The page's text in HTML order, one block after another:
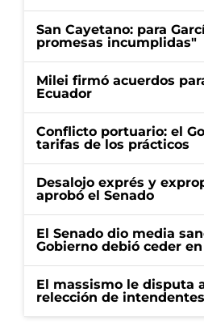
San Cayetano: para
promesas incumplidas"
Milei firmó acuerdos
Ecuador
Conflicto portuario: el
tarifas de los prácticos
Desalojo exprés y
aprobó el Senado
El Senado dio media
Gobierno debió ceder
El massismo le disputa
relección de intendentes